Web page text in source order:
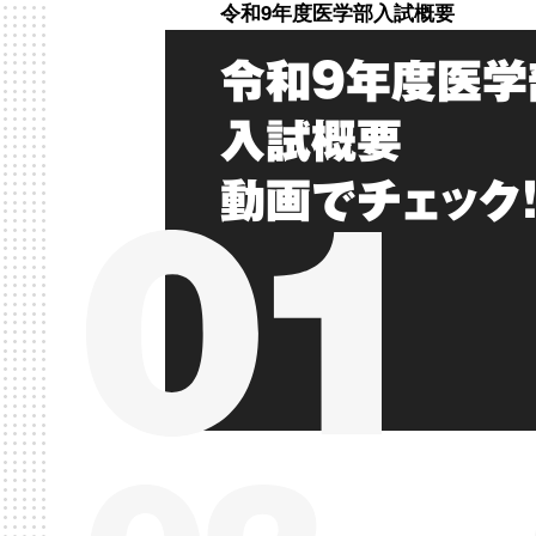
令和9年度医学部入試概要
令和9年度医学
入試概要
動画でチェック